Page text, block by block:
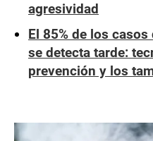
agresividad
El 85% de los
se detecta tarde:
prevención y los